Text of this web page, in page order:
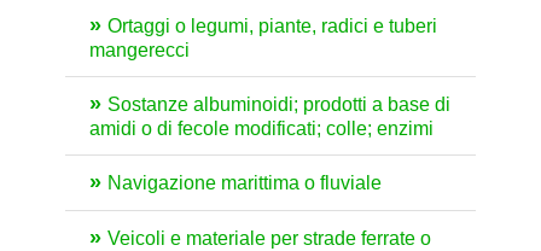
Ortaggi o legumi, piante, radici e tuberi
mangerecci
Sostanze albuminoidi; prodotti a base di
amidi o di fecole modificati; colle; enzimi
Navigazione marittima o fluviale
Veicoli e materiale per strade ferrate o